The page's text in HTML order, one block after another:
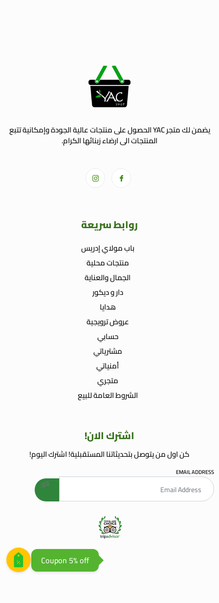
welcome gift
Coupon 5% off
يضمن لك متجر YAC الحصول على منتجات عالية الجودة وإمكانية تتبع
المنتجات الى ارضاء زبنائها الكرام.
روابط سريعة
باب مولاي إدريس
منتجات محلية
الجمال والعناية
دار و ديكور
هدايا
عروض ترويجية
حسابي
مشترياتي
أمنياتي
متجري
الشروط العامة للبيع
اشترك الان!
كن اول من يتوصل بتحديثاتنا المستقبلية! اشترك اليوم!
EMAIL ADDRESS